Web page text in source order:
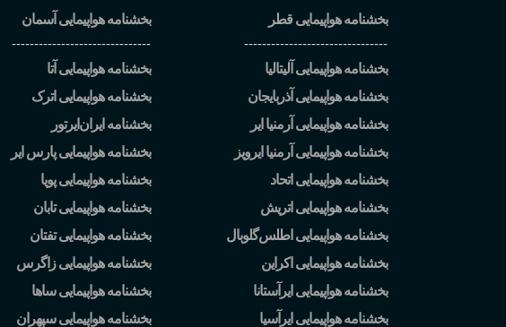
بخشنامه هواپیمایی قطر
--------------------------------
بخشنامه هواپیمایی آلیتالیا
بخشنامه هواپیمایی آذربایجان
بخشنامه هواپیمایی آرمنیا ایر
بخشنامه هواپیمایی آرمنیا ایرویز
بخشنامه هواپیمایی اتحاد
بخشنامه هواپیمایی اتریش
بخشنامه هواپیمایی اطلسگلوبال
بخشنامه هواپیمایی اکراین
بخشنامه هواپیمایی ایرآستانا
بخشنامه هواپیمایی ایرآسیا
بخشنامه هواپیمایی آسمان
-------------------------------
بخشنامه هواپیمایی آتا
بخشنامه هواپیمایی اترک
بخشنامه ایرانایرتور
بخشنامه هواپیمایی پارس ایر
بخشنامه هواپیمایی پویا
بخشنامه هواپیمایی تابان
بخشنامه هواپیمایی تفتان
بخشنامه هواپیمایی زاگرس
بخشنامه هواپیمایی ساها
بخشنامه هواپیمایی سپهران